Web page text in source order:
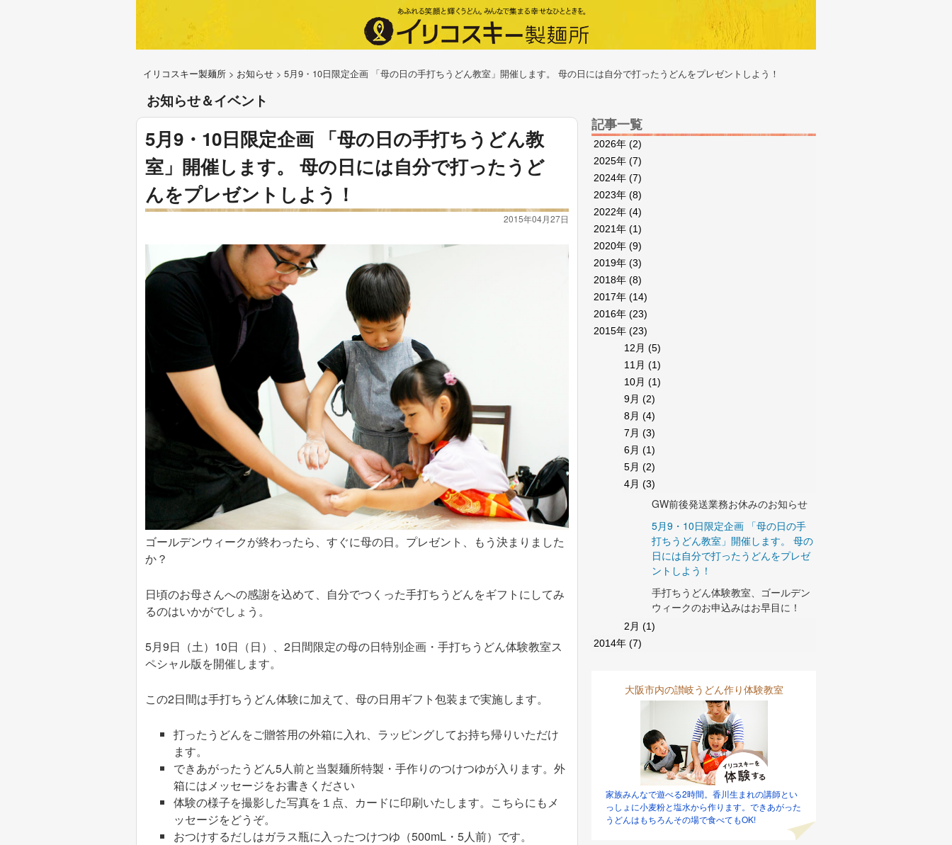
イリコスキー製麺所 > お知らせ > 5月9・10日限定企画 「母の日の手打ちうどん教室」開催します。 母の日には自分で打ったうどんをプレゼントしよう！
お知らせ＆イベント
5月9・10日限定企画 「母の日の手打ちうどん教
室」開催します。 母の日には自分で打ったうど
んをプレゼントしよう！
2015年04月27日
ゴールデンウィークが終わったら、すぐに母の日。プレゼント、もう決まりました
か？
日頃のお母さんへの感謝を込めて、自分でつくった手打ちうどんをギフトにしてみ
るのはいかがでしょう。
5月9日（土）10日（日）、2日間限定の母の日特別企画・手打ちうどん体験教室ス
ペシャル版を開催します。
この2日間は手打ちうどん体験に加えて、母の日用ギフト包装まで実施します。
打ったうどんをご贈答用の外箱に入れ、ラッピングしてお持ち帰りいただけ
ます。
できあがったうどん5人前と当製麺所特製・手作りのつけつゆが入ります。外
箱にはメッセージをお書きください
体験の様子を撮影した写真を１点、カードに印刷いたします。こちらにもメ
ッセージをどうぞ。
おつけするだしはガラス瓶に入ったつけつゆ（500mL・5人前）です。
記事一覧
2026年(2)
2025年(7)
2024年(7)
2023年(8)
2022年(4)
2021年(1)
2020年(9)
2019年(3)
2018年(8)
2017年(14)
2016年(23)
2015年(23)
12月 (5)
11月 (1)
10月 (1)
9月 (2)
8月 (4)
7月 (3)
6月 (1)
5月 (2)
4月 (3)
GW前後発送業務お休みのお知らせ
5月9・10日限定企画 「母の日の手
打ちうどん教室」開催します。 母の
日には自分で打ったうどんをプレゼ
ントしよう！
手打ちうどん体験教室、ゴールデン
ウィークのお申込みはお早目に！
2月 (1)
2014年(7)
大阪市内の讃岐うどん作り体験教室
家族みんなで遊べる2時間。香川生まれの講師とい
っしょに小麦粉と塩水から作ります。できあがった
うどんはもちろんその場で食べてもOK!